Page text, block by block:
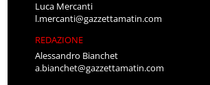
Luca Mercanti
l.mercanti@gazzettamatin.com
REDAZIONE
Alessandro Bianchet
a.bianchet@gazzettamatin.com